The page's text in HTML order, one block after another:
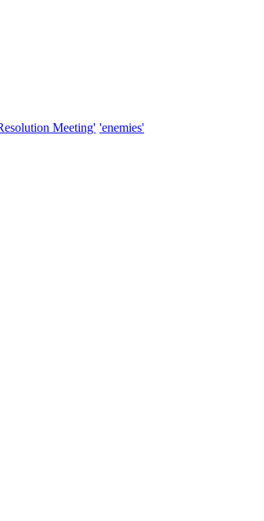
Meeting' 'enemies'